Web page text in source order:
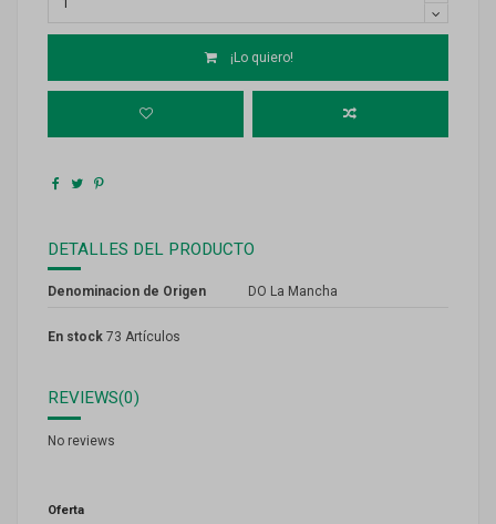
¡Lo quiero!
DETALLES DEL PRODUCTO
Denominacion de Origen DO La Mancha
En stock 73 Artículos
REVIEWS(0)
No reviews
Oferta